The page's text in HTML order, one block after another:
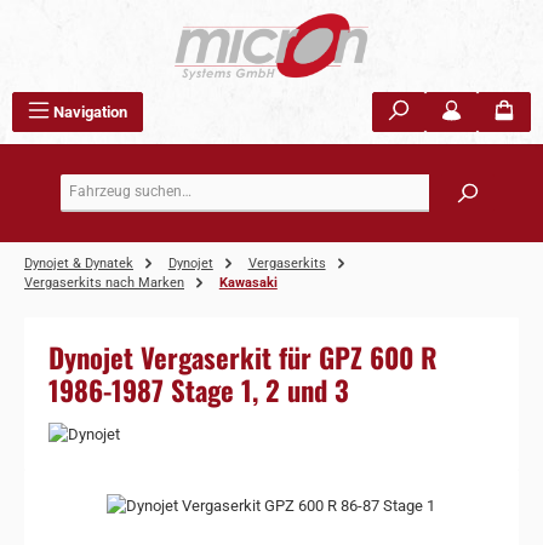
Navigation
Dynojet & Dynatek Dynojet
Vergaserkits
Vergaserkits nach Marken
Kawasaki
Dynojet Vergaserkit für GPZ 600 R
1986-1987 Stage 1, 2 und 3
Bildergalerie überspringen